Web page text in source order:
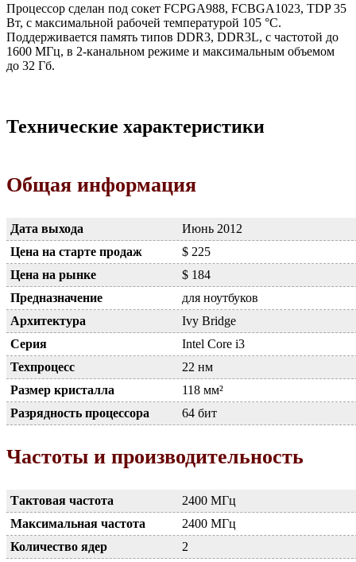
Процессор сделан под сокет FCPGA988, FCBGA1023, TDP 35
Вт, с максимальной рабочей температурой 105 °C.
Поддерживается память типов DDR3, DDR3L, с частотой до
1600 МГц, в 2-канальном режиме и максимальным объемом
до 32 Гб.
Технические характеристики
Общая информация
Дата выхода
Июнь 2012
Цена на старте продаж
$ 225
Цена на рынке
$ 184
Предназначение
для ноутбуков
Архитектура
Ivy Bridge
Серия
Intel Core i3
Техпроцесс
22 нм
Размер кристалла
118 мм²
Разрядность процессора
64 бит
Частоты и производительность
Тактовая частота
2400 МГц
Максимальная частота
2400 МГц
Количество ядер
2